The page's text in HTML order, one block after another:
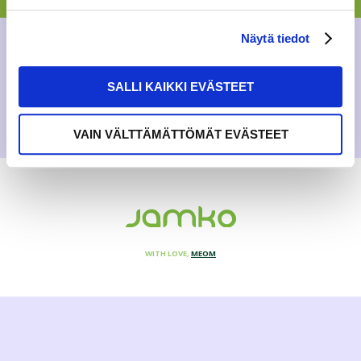
Näytä tiedot
SALLI KAIKKI EVÄSTEET
VAIN VÄLTTÄMÄTTÖMÄT EVÄSTEET
GENERAL,NEWS
WITH LOVE, MEOM